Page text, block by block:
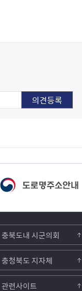
충북도내 시군의회
충청북도 지자체
관련사이트